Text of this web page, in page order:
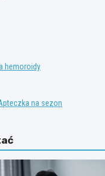
hemoroidy
na sezon